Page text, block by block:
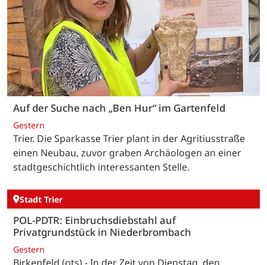
Auf der Suche nach „Ben Hur“ im Gartenfeld
Gestern
Trier. Die Sparkasse Trier plant in der Agritiusstraße
einen Neubau, zuvor graben Archäologen an einer
stadtgeschichtlich interessanten Stelle.
Stadt Trier
POL-PDTR: Einbruchsdiebstahl auf
Privatgrundstück in Niederbrombach
Gestern